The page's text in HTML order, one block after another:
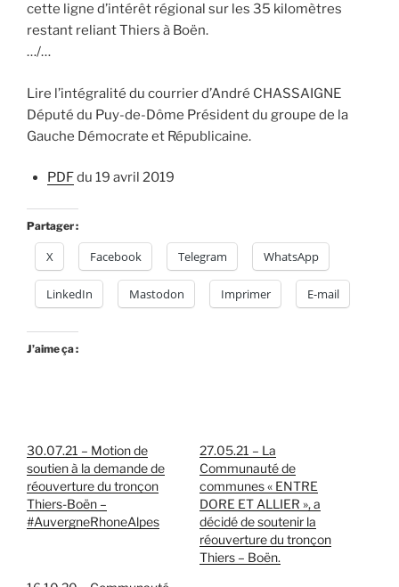
cette ligne d’intérêt régional sur les 35 kilomètres
restant reliant Thiers à Boën.
…/…
Lire l’intégralité du courrier d’André CHASSAIGNE
Député du Puy-de-Dôme Président du groupe de la
Gauche Démocrate et Républicaine.
PDFdu 19 avril 2019
Partager :
X Facebook Telegram WhatsApp
LinkedIn Mastodon Imprimer E-mail
J’aime ça :
30.07.21 – Motion de
soutien à la demande de
réouverture du tronçon
Thiers-Boën –
#AuvergneRhoneAlpes
27.05.21 – La
Communauté de
communes « ENTRE
DORE ET ALLIER », a
décidé de soutenir la
réouverture du tronçon
Thiers – Boën.